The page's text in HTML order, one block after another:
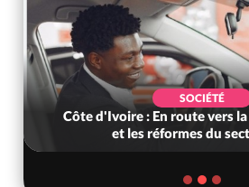
SOCIÉTÉ
Côte d'Ivoire : En route vers
et les réformes du